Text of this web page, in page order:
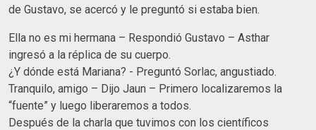
de Gustavo, se acercó y le preguntó si estaba bien.
Ella no es mi hermana – Respondió Gustavo – Asthar
ingresó a la réplica de su cuerpo.
¿Y dónde está Mariana? - Preguntó Sorlac, angustiado.
Tranquilo, amigo – Dijo Jaun – Primero localizaremos la
“fuente” y luego liberaremos a todos.
Después de la charla que tuvimos con los científicos